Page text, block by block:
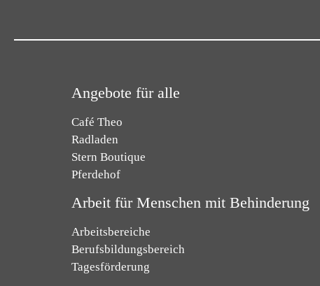
Angebote für alle
Café Theo
Radladen
Stern Boutique
Pferdehof
Arbeit für Menschen mit Behinderung
Arbeitsbereiche
Berufsbildungsbereich
Tagesförderung